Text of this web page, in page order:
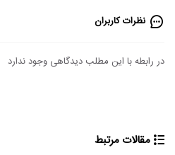
نظرات کاربران
در رابطه با این مطلب دیدگاهی وجود ندارد
مقالات مرتبط